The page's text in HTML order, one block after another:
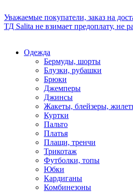
Уважаемые покупатели, заказ на
ТД Salita не взимает предоплату, не
Одежда
Бермуды, шорты
Блузки, рубашки
Брюки
Джемперы
Джинсы
Жакеты, блейзеры,
Куртки
Пальто
Платья
Плащи, тренчи
Трикотаж
Футболки, топы
Юбки
Кардиганы
Комбинезоны